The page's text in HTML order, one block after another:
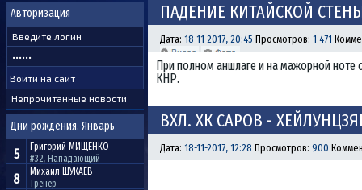
Авторизация
Непрочитанные новости
Дни рождения. Январь
5 Григорий МИЩЕНКО
#32, Нападающий
8 Михаил ШУКАЕВ
Тренер
ПАДЕНИЕ КИТАЙСКОЙ
Дата: 18-11-2017, 20:45 Просмотров: 1 471
При полном аншлаге и на мажорной ноте
КНР.
ВХЛ. ХК САРОВ -
Дата: 18-11-2017, 12:28 Просмотров: 900